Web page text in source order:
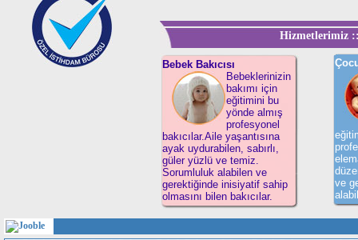
Hizmetlerimiz ::
Bebek Bakıcısı
Bebeklerinizin
bakımı için
eğitimini bu
yönde almış
profesyonel
bakıcılar.Aile yaşantısına
ayak uydurabilen, sabırlı,
güler yüzlü ve temiz.
Sorumluluk alabilen ve
gerektiğinde inisiyatif sahip
olmasını bilen bakıcılar.
ve